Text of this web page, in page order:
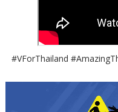
#VForThailand